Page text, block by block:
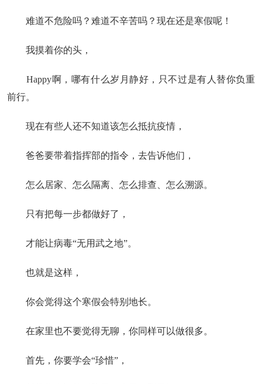
难道不危险吗？难道不辛苦吗？现在还是寒假呢！
我摸着你的头，
Happy啊，哪有什么岁月静好，只不过是有人替你负重
前行。
现在有些人还不知道该怎么抵抗疫情，
爸爸要带着指挥部的指令，去告诉他们，
怎么居家、怎么隔离、怎么排查、怎么溯源。
只有把每一步都做好了，
才能让病毒“无用武之地”。
也就是这样，
你会觉得这个寒假会特别地长。
在家里也不要觉得无聊，你同样可以做很多。
首先，你要学会“珍惜”，